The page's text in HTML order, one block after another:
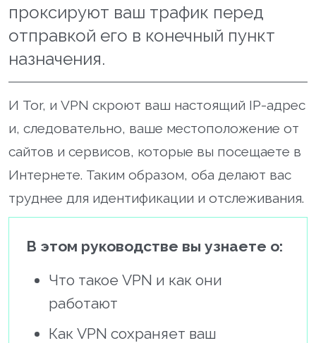
проксируют ваш трафик перед
отправкой его в конечный пункт
назначения.
И Tor, и VPN скроют ваш настоящий IP-адрес
и, следовательно, ваше местоположение от
сайтов и сервисов, которые вы посещаете в
Интернете. Таким образом, оба делают вас
труднее для идентификации и отслеживания.
В этом руководстве вы узнаете о:
Что такое VPN и как они
работают
Как VPN сохраняет ваш